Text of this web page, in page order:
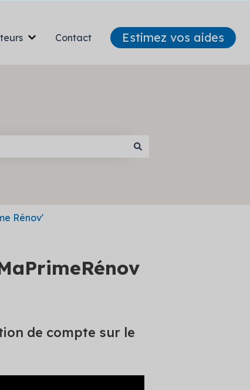
Afficher le sous-menu pour Nos secteurs
Contact Estimez vos aides
Rénov'
de compte sur le